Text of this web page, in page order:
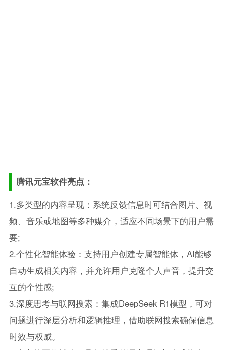
腾讯元宝软件亮点：
1.多类型的内容呈现：系统反馈信息时可结合图片、视
频、音乐或地图等多种媒介，适应不同场景下的用户需
要;
2.个性化智能体验：支持用户创建专属智能体，AI能够
自动生成相关内容，并允许用户克隆个人声音，提升交
互的个性感;
3.深度思考与联网搜索：集成DeepSeek R1模型，可对
问题进行深层分析和逻辑推理，借助联网搜索确保信息
时效与权威。